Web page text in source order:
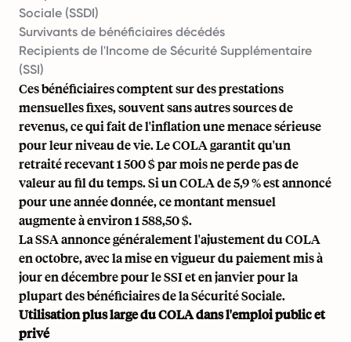
Sociale (SSDI)
Survivants de bénéficiaires décédés
Recipients de l'Income de Sécurité Supplémentaire
(SSI)
Ces bénéficiaires comptent sur des prestations
mensuelles fixes, souvent sans autres sources de
revenus, ce qui fait de l'inflation une menace sérieuse
pour leur niveau de vie. Le COLA garantit qu'un
retraité recevant 1 500 $ par mois ne perde pas de
valeur au fil du temps. Si un COLA de 5,9 % est annoncé
pour une année donnée, ce montant mensuel
augmente à environ 1 588,50 $.
La SSA annonce généralement l'ajustement du COLA
en octobre, avec la mise en vigueur du paiement mis à
jour en décembre pour le SSI et en janvier pour la
plupart des bénéficiaires de la Sécurité Sociale.
Utilisation plus large du COLA dans l'emploi public et
privé